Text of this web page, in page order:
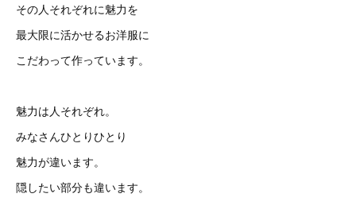
その人それぞれに魅力を
最大限に活かせるお洋服に
こだわって作っています。
魅力は人それぞれ。
みなさんひとりひとり
魅力が違います。
隠したい部分も違います。